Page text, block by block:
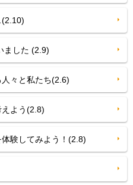
ました (2.9)
々と私たち(2.6)
よう(2.8)
験してみよう！(2.8)